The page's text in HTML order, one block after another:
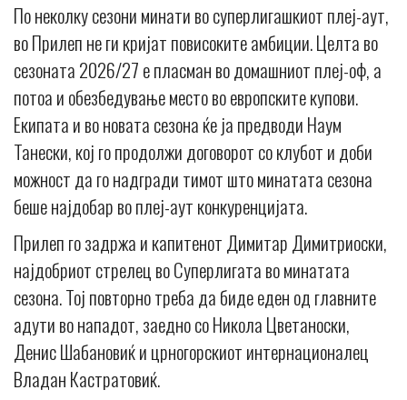
По неколку сезони минати во суперлигашкиот плеј-аут,
во Прилеп не ги кријат повисоките амбиции. Целта во
сезоната 2026/27 е пласман во домашниот плеј-оф, а
потоа и обезбедување место во европските купови.
Екипата и во новата сезона ќе ја предводи Наум
Танески, кој го продолжи договорот со клубот и доби
можност да го надгради тимот што минатата сезона
беше најдобар во плеј-аут конкуренцијата.
Прилеп го задржа и капитенот Димитар Димитриоски,
најдобриот стрелец во Суперлигата во минатата
сезона. Тој повторно треба да биде еден од главните
адути во нападот, заедно со Никола Цветаноски,
Денис Шабановиќ и црногорскиот интернационалец
Владан Кастратовиќ.